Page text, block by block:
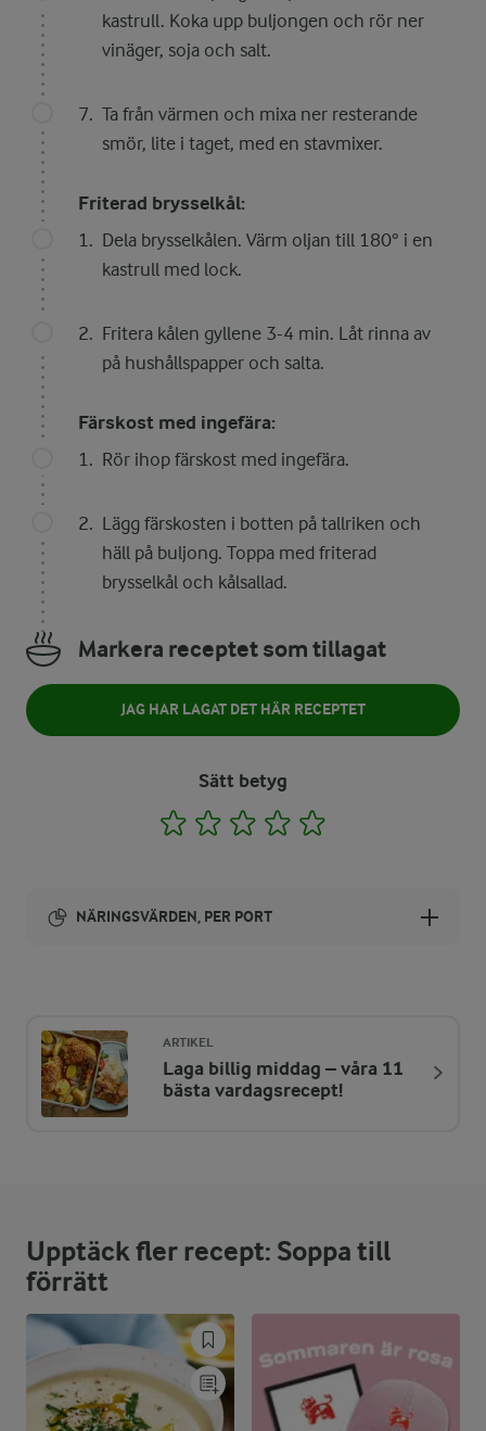
kastrull. Koka upp buljongen och rör ner
vinäger, soja och salt.
Ta från värmen och mixa ner resterande
smör, lite i taget, med en stavmixer.
Friterad brysselkål:
Dela brysselkålen. Värm oljan till 180° i en
kastrull med lock.
Fritera kålen gyllene 3-4 min. Låt rinna av
på hushållspapper och salta.
Färskost med ingefära:
Rör ihop färskost med ingefära.
Lägg färskosten i botten på tallriken och
häll på buljong. Toppa med friterad
brysselkål och kålsallad.
Markera receptet som tillagat
JAG HAR LAGAT DET HÄR RECEPTET
Sätt betyg
1 2 3 4
NÄRINGSVÄRDEN, PER PORT
ENERGIDISTRIBUTION %
NÄRINGSVÄRDEN PER PORT
Fett:
94 %
179,6 g
Kolhydrater:
4,8 %
20 g
ARTIKEL
Laga billig middag – våra 11
bästa vardagsrecept!
Upptäck fler recept: Soppa till
förrätt